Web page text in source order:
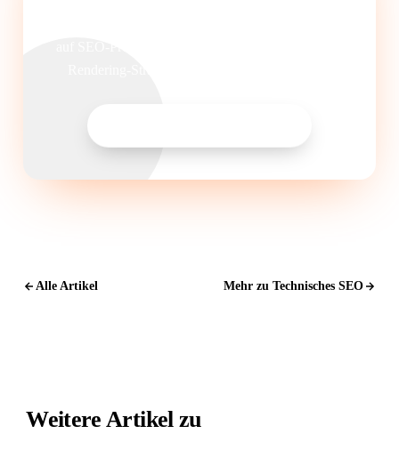
Alle Artikel Mehr zu Technisches SEO
Weitere Artikel zu